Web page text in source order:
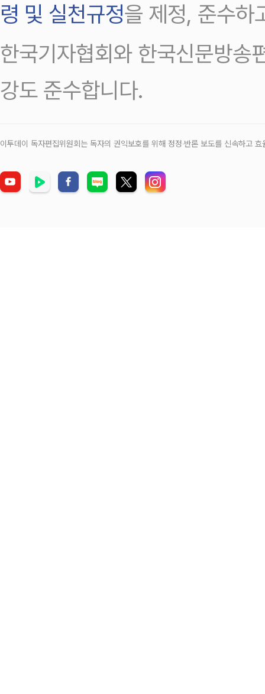
령 및 실천규정을 제정, 준수하
한국기자협회와 한국신문방송
강도 준수합니다.
이투데이 독자편집위원회는 독자의 권익보호를 위해 정정‧반론 보도를 신속하고